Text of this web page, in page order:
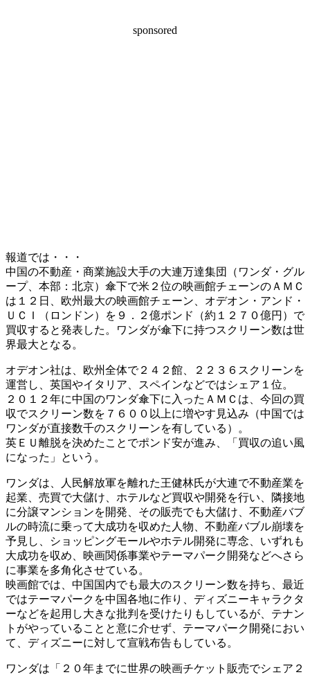
sponsored
報道では・・・
中国の不動産・商業施設大手の大連万達集団（ワンダ・グル
ープ、本部：北京）傘下で米２位の映画館チェーンのＡＭＣ
は１２日、欧州最大の映画館チェーン、オデオン・アンド・
ＵＣＩ（ロンドン）を９．２億ポンド（約１２７０億円）で
買収すると発表した。ワンダが傘下に持つスクリーン数は世
界最大となる。
オデオン社は、欧州全体で２４２館、２２３６スクリーンを
運営し、英国やイタリア、スペインなどではシェア１位。
２０１２年に中国のワンダ傘下に入ったＡＭＣは、今回の買
収でスクリーン数を７６００以上に増やす見込み（中国では
ワンダが直接数千のスクリーンを有している）。
英ＥＵ離脱を決めたことでポンド安が進み、「買収の追い風
になった」という。
ワンダは、人民解放軍を離れた王健林氏が大連で不動産業を
起業、売買で大儲け、ホテルなど買収や開発を行い、隣接地
に分譲マンションを開発、その販売でも大儲け、不動産バブ
ルの時流に乗って大成功を収めた人物、不動産バブル崩壊を
予見し、ショッピングモールやホテル開発に専念、いずれも
大成功を収め、映画関係事業やテーマパーク開発などへさら
に事業を多角化させている。
映画館では、中国国内でも最大のスクリーン数を持ち、最近
ではテーマパークを中国各地に作り、ディズニーキャラクタ
ーなどを起用し大きな批判を受けたりもしているが、テナン
トがやっていることと意に介せず、テーマパーク開発におい
て、ディズニーに対して宣戦布告もしている。
ワンダは「２０年までに世界の映画チケット販売でシェア２